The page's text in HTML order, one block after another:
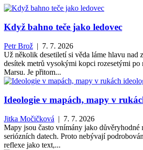
Když bahno teče jako ledovec
Petr Brož | 7. 7. 2026
Už několik desetiletí si věda láme hlavu nad
desítek metrů vysokými kopci rozesetými po
Marsu. Je přitom...
Ideologie v mapách, mapy v
Jitka Močičková | 7. 7. 2026
Mapy jsou často vnímány jako důvěryhodné
seriózních datech. Proto nebývají
reflexe jako text,...